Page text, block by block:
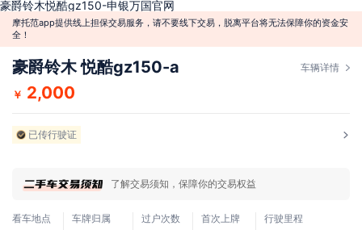
豪爵铃木悦酷gz150-申银万国官网
摩托范app提供线上担保交易服务，请不要线下交易，脱离平台将无法保障你的资金安
全！
豪爵铃木 悦酷gz150-a 车辆详情
￥ 2,000
已传行驶证
了解交易须知，保障你的交易权益
看车地点
车牌归属
过户次数
首次上牌
行驶里程